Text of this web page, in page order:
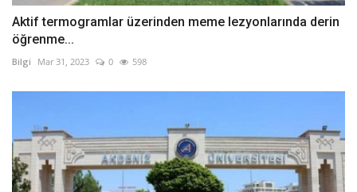
Aktif termogramlar üzerinden meme lezyonlarında derin
öğrenme...
Bilgi Mar 31, 2023 0 598